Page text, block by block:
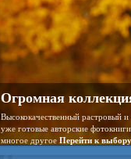
Огромная
Высококачественный растровый
уже готовые авторские
многое другое Перейти к выбору